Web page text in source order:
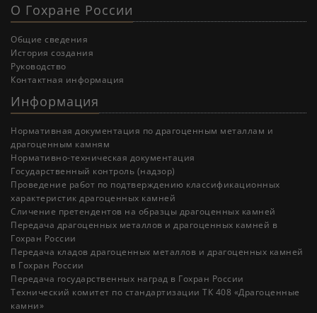
О Гохране России
Общие сведения
История создания
Руководство
Контактная информация
Информация
Нормативная документация по драгоценным металлам и
драгоценным камням
Нормативно-техническая документация
Государственный контроль (надзор)
Проведение работ по подтверждению классификационных
характеристик драгоценных камней
Cличение претендентов на образцы драгоценных камней
Передача драгоценных металлов и драгоценных камней в
Гохран России
Передача кладов драгоценных металлов и драгоценных камней
в Гохран России
Передача государственных наград в Гохран России
Технический комитет по стандартизации ТК 408 «Драгоценные
камни»